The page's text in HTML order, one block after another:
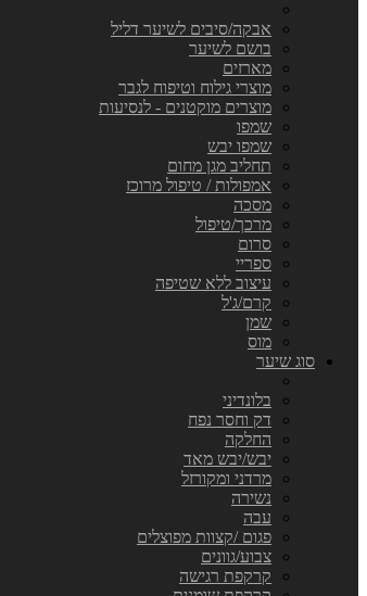
אבקה/סיבים לשיער דליל
בושם לשיער
מארזים
מוצרי גילוח וטיפוח לגבר
מוצרים מוקטנים - לנסיעות
שמפו
שמפו יבש
תחליב מגן מחום
אמפולות / טיפול מרוכז
מסכה
מרכך/טיפול
סרום
ספריי
עיצוב ללא שטיפה
קרם/ג'ל
שמן
מוס
סוג שיער
בלונדיני
דק וחסר נפח
החלקה
יבש/יבש מאד
מרדני ומקורזל
נשירה
עבה
פגום /קצוות מפוצלים
צבוע/גוונים
קרקפת רגישה